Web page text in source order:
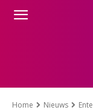
Home Nieuws